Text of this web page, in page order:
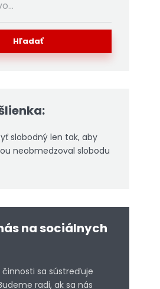
Hľadať
slobodný len tak, aby
neobmedzoval slobodu
na sociálnych
činnosti sa sústreďuje
radi, ak sa nás